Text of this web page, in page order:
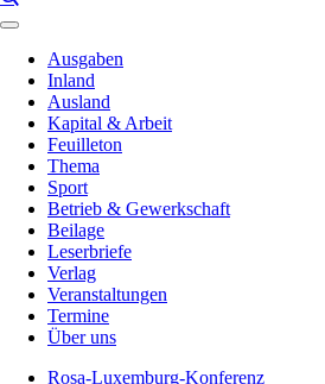
Ausgaben
Inland
Ausland
Kapital & Arbeit
Feuilleton
Thema
Sport
Betrieb & Gewerkschaft
Beilage
Leserbriefe
Verlag
Veranstaltungen
Termine
Über uns
Rosa-Luxemburg-Konferenz